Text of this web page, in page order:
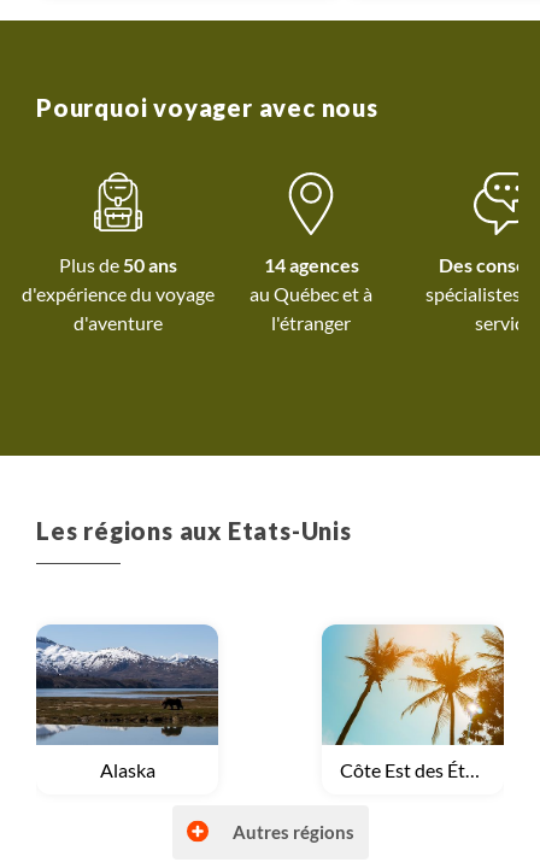
dans les
proposer un
mesure adapté.
cherche jamais,
et on se laisse
d'habitude avec
Pourquoi voyager avec nous
Plus de 50 ans
d'expérience du voyage
d'aventure
14 agences
au Québec età
l'étranger
Des
spécialistes
service
Les régions aux Etats-Unis
Voyage
Alaska Voyage
Côte Est des États-Unis
Autres régions